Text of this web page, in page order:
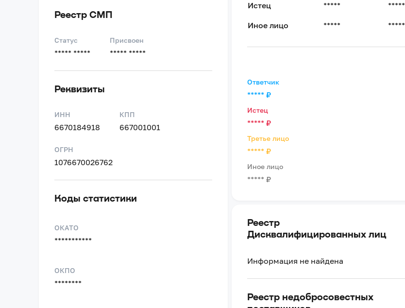
Реестр СМП
Статус
***** *****
Присвоен
***** *****
Реквизиты
ИНН
6670184918
КПП
667001001
ОГРН
1076670026762
Коды статистики
ОКАТО
***********
ОКПО
********
Истец ***** *****
Иное лицо ***** *****
Ответчик
***** ₽
Истец
***** ₽
Третье лицо
***** ₽
Иное лицо
***** ₽
Реестр
Дисквалифицированных лиц
Информация не найдена
Реестр недобросовестных